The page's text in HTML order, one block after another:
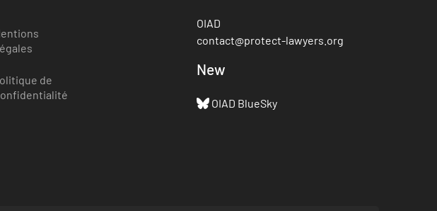
de
OIAD
contact@protect-lawyers.org
New
OIAD BlueSky